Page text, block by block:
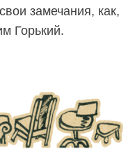
замечания, как,
Горький.